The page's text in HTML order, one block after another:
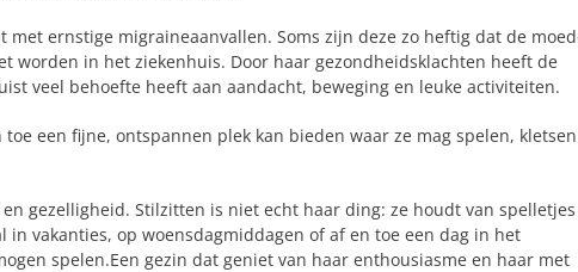
ernstige migraineaanvallen. Soms zijn deze zo heftig dat de
worden in het ziekenhuis. Door haar gezondheidsklachten heeft de
veel behoefte heeft aan aandacht, beweging en leuke activiteiten.
een fijne, ontspannen plek kan bieden waar ze mag spelen, kletsen
gezelligheid. Stilzitten is niet echt haar ding: ze houdt van spelletjes
vakanties, op woensdagmiddagen of af en toe een dag in het
spelen.Een gezin dat geniet van haar enthousiasme en haar met